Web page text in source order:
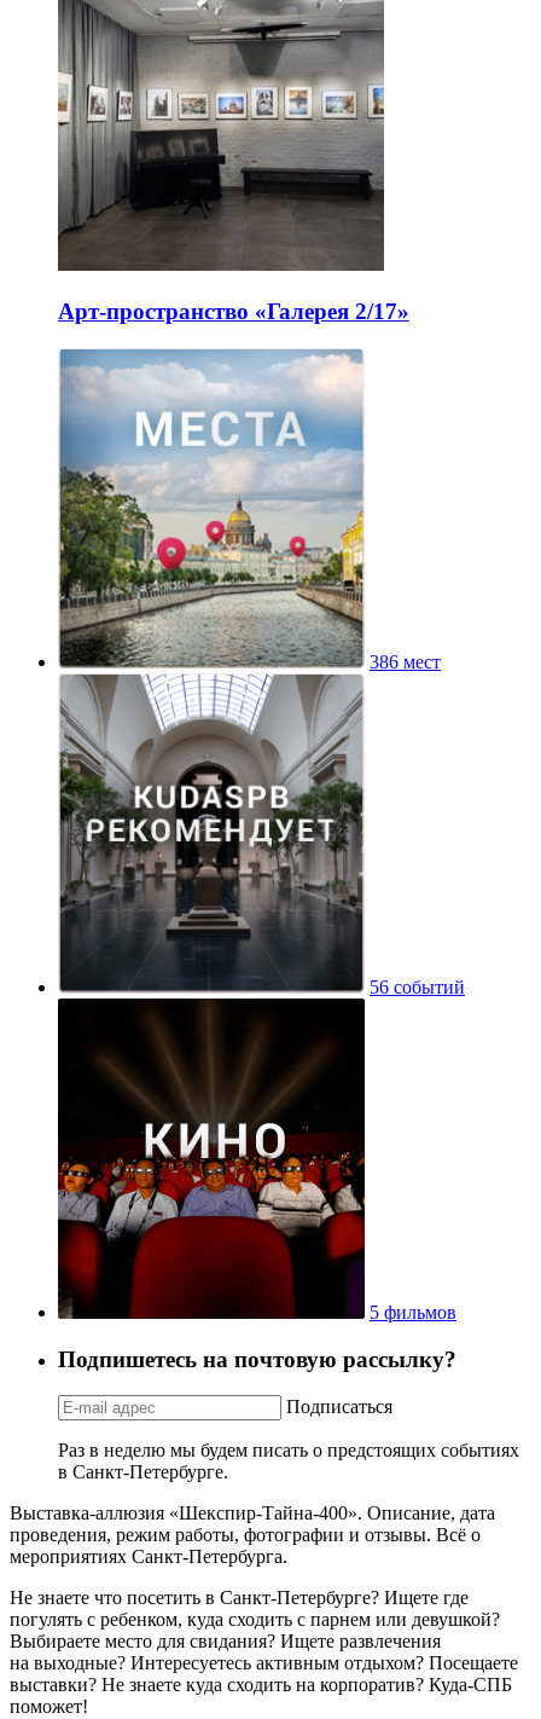
Арт-пространство «Галерея 2/17»
386 мест
56 событий
5 фильмов
Подпишетесь на почтовую рассылку?
Подписаться
Раз в неделю мы будем писать о предстоящих событиях
в Санкт-Петербурге.
Выставка-аллюзия «Шекспир-Тайна-400». Описание, дата
проведения, режим работы, фотографии и отзывы. Всё о
мероприятиях Санкт-Петербурга.
Не знаете что посетить в Санкт-Петербурге? Ищете где
погулять с ребенком, куда сходить с парнем или девушкой?
Выбираете место для свидания? Ищете развлечения
на выходные? Интересуетесь активным отдыхом? Посещаете
выставки? Не знаете куда сходить на корпоратив? Куда-СПБ
поможет!